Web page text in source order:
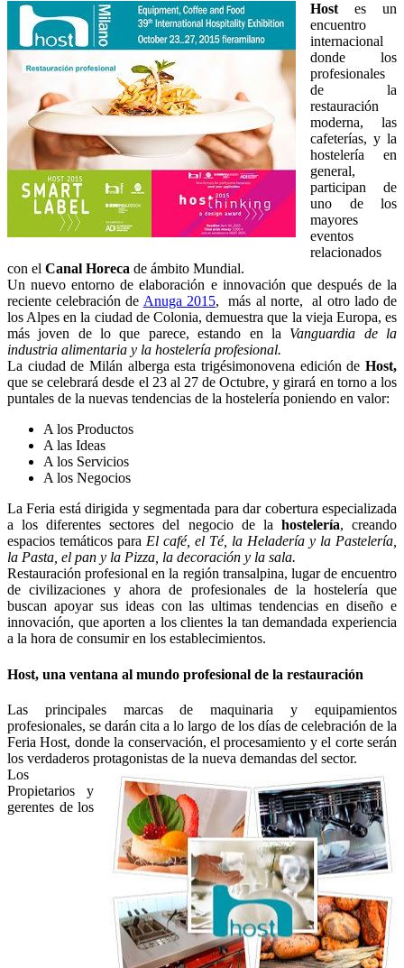
Host es un
encuentro
internacional
donde los
profesionales
de la
restauración
moderna, las
cafeterías, y la
hostelería en
general,
participan de
uno de los
mayores
eventos
relacionados
con el Canal Horeca de ámbito Mundial.
Un nuevo entorno de elaboración e innovación que después de la
reciente celebración de Anuga 2015, más al norte, al otro lado de
los Alpes en la ciudad de Colonia, demuestra que la vieja Europa, es
más joven de lo que parece, estando en la Vanguardia de la
industria alimentaria y la hostelería profesional.
La ciudad de Milán alberga esta trigésimonovena edición de Host,
que se celebrará desde el 23 al 27 de Octubre, y girará en torno a los
puntales de la nuevas tendencias de la hostelería poniendo en valor:
A los Productos
A las Ideas
A los Servicios
A los Negocios
La Feria está dirigida y segmentada para dar cobertura especializada
a los diferentes sectores del negocio de la hostelería, creando
espacios temáticos para El café, el Té, la Heladería y la Pastelería,
la Pasta, el pan y la Pizza, la decoración y la sala.
Restauración profesional en la región transalpina, lugar de encuentro
de civilizaciones y ahora de profesionales de la hostelería que
buscan apoyar sus ideas con las ultimas tendencias en diseño e
innovación, que aporten a los clientes la tan demandada experiencia
a la hora de consumir en los establecimientos.
Host, una ventana al mundo profesional de la restauración
Las principales marcas de maquinaria y equipamientos
profesionales, se darán cita a lo largo de los días de celebración de la
Feria Host, donde la conservación, el procesamiento y el corte serán
los verdaderos protagonistas de la nueva demandas del sector.
Los
Propietarios y
gerentes de los